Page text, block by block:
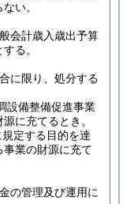
い。
会計歳入歳出予算
る。
に限り、処分する
設備整備促進事業
に充てるとき。
規定する目的を達
業の財源に充て
の管理及び運用に